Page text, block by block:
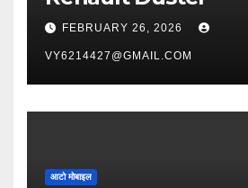
FEBRUARY 26, 2026
VY6214427@GMAIL.COM
आटो मोबाइल